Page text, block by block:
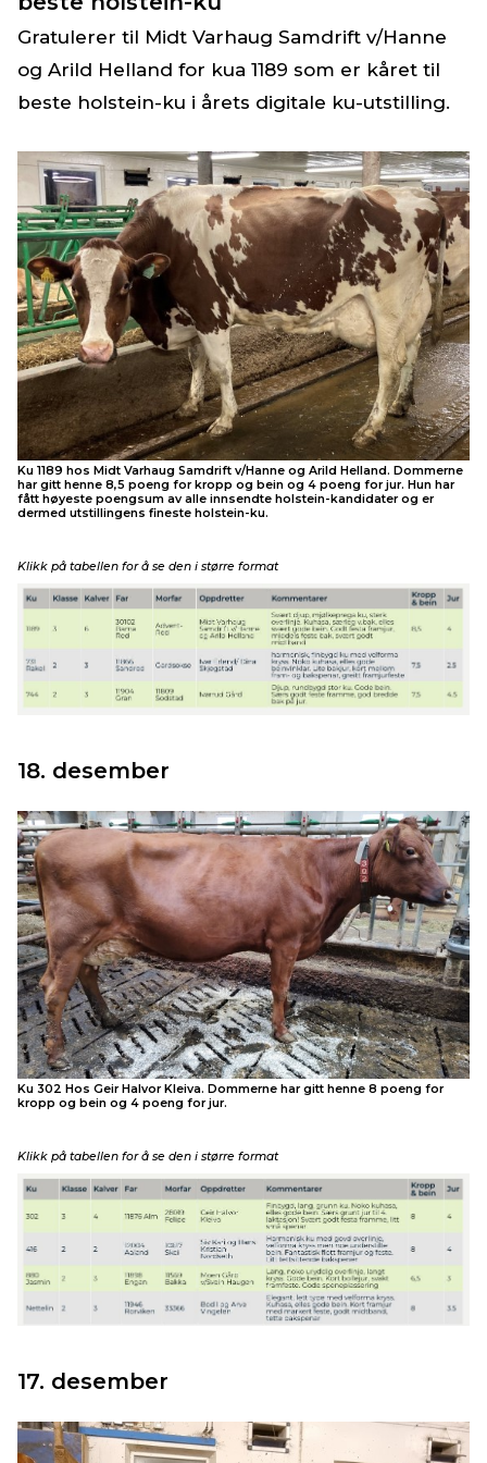
Gratulerer til Midt Varhaug Samdrift v/Hanne
og Arild Helland for kua 1189 som er kåret til
beste holstein-ku i årets digitale ku-utstilling.
Ku 1189 hos Midt Varhaug Samdrift v/Hanne og Arild Helland. Dommerne
har gitt henne 8,5 poeng for kropp og bein og 4 poeng for jur. Hun har
fått høyeste poengsum av alle innsendte holstein-kandidater og er
dermed utstillingens fineste holstein-ku.
Klikk på tabellen for å se den i større format
18. desember
Ku 302 Hos Geir Halvor Kleiva. Dommerne har gitt henne 8 poeng for
kropp og bein og 4 poeng for jur.
Klikk på tabellen for å se den i større format
17. desember